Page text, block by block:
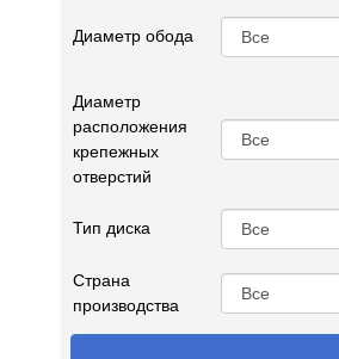
Диаметр обода
Диаметр
расположения
крепежных
отверстий
Тип диска
Страна
производства